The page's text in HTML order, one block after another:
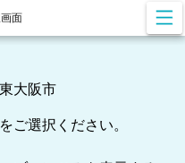
面
大阪市
ご選択ください。